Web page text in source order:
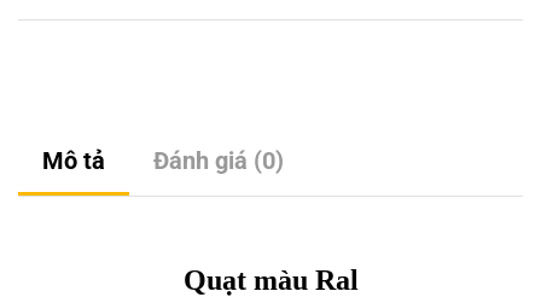
Mô tả Đánh giá (0)
Quạt màu Ral